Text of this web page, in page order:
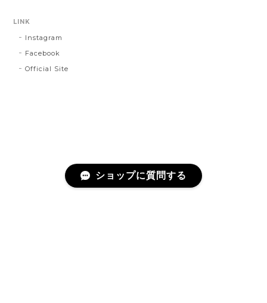
LINK
Instagram
Facebook
Official Site
ショップに質問する